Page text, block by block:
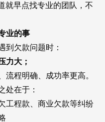
就早点找专业的团队，不
业的事
欠款问题时：
力大；
程明确、成功率更高。
在于：
程款、商业欠款等纠纷